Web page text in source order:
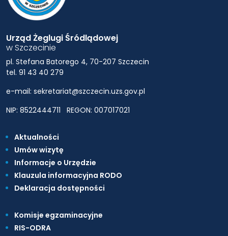
Urząd Żeglugi Śródlądowej
w Szczecinie
pl. Stefana Batorego 4, 70-207 Szczecin
tel. 91 43 40 279
e-mail: sekretariat@szczecin.uzs.gov.pl
NIP: 8522444711
REGON: 007017021
Aktualności
Umów wizytę
Informacje o Urzędzie
Klauzula informacyjna RODO
Deklaracja dostępności
Komisje egzaminacyjne
RIS-ODRA